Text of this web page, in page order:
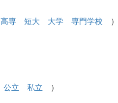
高専 短大 大学 専門学校 ）
公立 私立 ）